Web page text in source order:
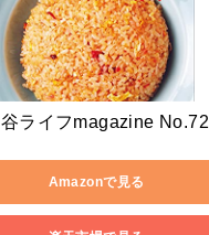
ライフmagazine No.72
Amazonで見る